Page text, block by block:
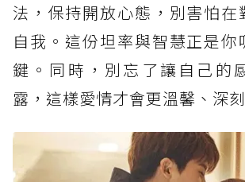
法，保持開放心態，別害怕在
自我。這份坦率與智慧正是你
鍵。同時，別忘了讓自己的
露，這樣愛情才會更溫馨、深刻